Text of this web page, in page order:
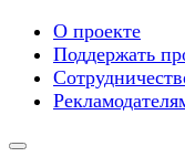
О проекте
Поддержать